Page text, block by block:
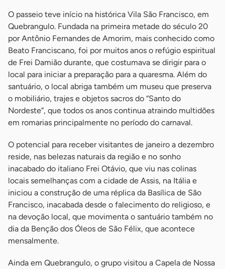
O passeio teve início na histórica Vila São Francisco, em
Quebrangulo. Fundada na primeira metade do século 20
por Antônio Fernandes de Amorim, mais conhecido como
Beato Franciscano, foi por muitos anos o refúgio espiritual
de Frei Damião durante, que costumava se dirigir para o
local para iniciar a preparação para a quaresma. Além do
santuário, o local abriga também um museu que preserva
o mobiliário, trajes e objetos sacros do “Santo do
Nordeste”, que todos os anos continua atraindo multidões
em romarias principalmente no período do carnaval.
O potencial para receber visitantes de janeiro a dezembro
reside, nas belezas naturais da região e no sonho
inacabado do italiano Frei Otávio, que viu nas colinas
locais semelhanças com a cidade de Assis, na Itália e
iniciou a construção de uma réplica da Basílica de São
Francisco, inacabada desde o falecimento do religioso, e
na devoção local, que movimenta o santuário também no
dia da Benção dos Óleos de São Félix, que acontece
mensalmente.
Ainda em Quebrangulo, o grupo visitou a Capela de Nossa